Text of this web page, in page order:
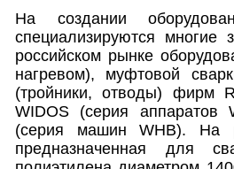
На создании
специализируются
российском рынке
нагревом), муфтовой
(тройники, отводы) фирм
WIDOS (серия аппаратов
(серия машин WHB). На
предназначенная для